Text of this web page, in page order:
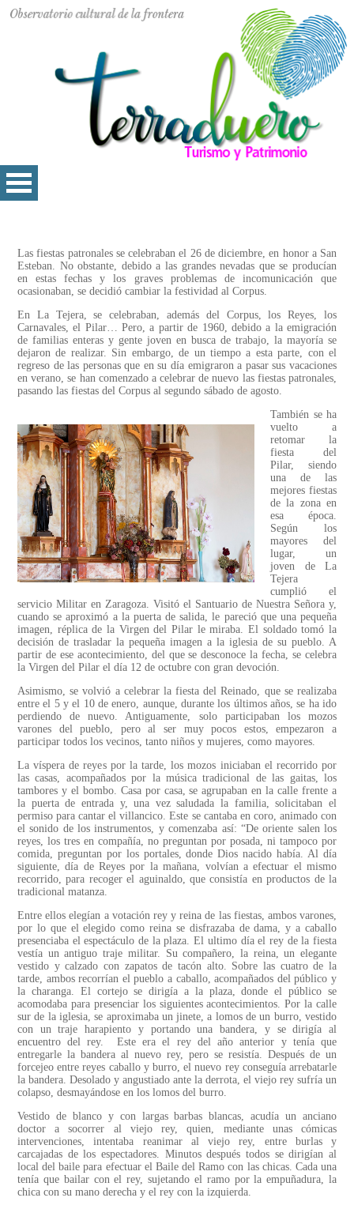
Las fiestas patronales se celebraban el 26 de diciembre, en honor a San
Esteban. No obstante, debido a las grandes nevadas que se producían
en estas fechas y los graves problemas de incomunicación que
ocasionaban, se decidió cambiar la festividad al Corpus.
En La Tejera, se celebraban, además del Corpus, los Reyes, los
Carnavales, el Pilar… Pero, a partir de 1960, debido a la emigración
de familias enteras y gente joven en busca de trabajo, la mayoría se
dejaron de realizar. Sin embargo, de un tiempo a esta parte, con el
regreso de las personas que en su día emigraron a pasar sus vacaciones
en verano, se han comenzado a celebrar de nuevo las fiestas patronales,
pasando las fiestas del Corpus al segundo sábado de agosto.
También se ha
vuelto a
retomar la
fiesta del
Pilar, siendo
una de las
mejores fiestas
de la zona en
esa época.
Según los
mayores del
lugar, un
joven de La
Tejera
cumplió el
servicio Militar en Zaragoza. Visitó el Santuario de Nuestra Señora y,
cuando se aproximó a la puerta de salida, le pareció que una pequeña
imagen, réplica de la Virgen del Pilar le miraba. El soldado tomó la
decisión de trasladar la pequeña imagen a la iglesia de su pueblo. A
partir de ese acontecimiento, del que se desconoce la fecha, se celebra
la Virgen del Pilar el día 12 de octubre con gran devoción.
Asimismo, se volvió a celebrar la fiesta del Reinado, que se realizaba
entre el 5 y el 10 de enero, aunque, durante los últimos años, se ha ido
perdiendo de nuevo. Antiguamente, solo participaban los mozos
varones del pueblo, pero al ser muy pocos estos, empezaron a
participar todos los vecinos, tanto niños y mujeres, como mayores.
La víspera de reyes por la tarde, los mozos iniciaban el recorrido por
las casas, acompañados por la música tradicional de las gaitas, los
tambores y el bombo. Casa por casa, se agrupaban en la calle frente a
la puerta de entrada y, una vez saludada la familia, solicitaban el
permiso para cantar el villancico. Este se cantaba en coro, animado con
el sonido de los instrumentos, y comenzaba así: “De oriente salen los
reyes, los tres en compañía, no preguntan por posada, ni tampoco por
comida, preguntan por los portales, donde Dios nacido había. Al día
siguiente, día de Reyes por la mañana, volvían a efectuar el mismo
recorrido, para recoger el aguinaldo, que consistía en productos de la
tradicional matanza.
Entre ellos elegían a votación rey y reina de las fiestas, ambos varones,
por lo que el elegido como reina se disfrazaba de dama, y a caballo
presenciaba el espectáculo de la plaza. El ultimo día el rey de la fiesta
vestía un antiguo traje militar. Su compañero, la reina, un elegante
vestido y calzado con zapatos de tacón alto. Sobre las cuatro de la
tarde, ambos recorrían el pueblo a caballo, acompañados del público y
la charanga. El cortejo se dirigía a la plaza, donde el público se
acomodaba para presenciar los siguientes acontecimientos. Por la calle
sur de la iglesia, se aproximaba un jinete, a lomos de un burro, vestido
con un traje harapiento y portando una bandera, y se dirigía al
encuentro del rey. Este era el rey del año anterior y tenía que
entregarle la bandera al nuevo rey, pero se resistía. Después de un
forcejeo entre reyes caballo y burro, el nuevo rey conseguía arrebatarle
la bandera. Desolado y angustiado ante la derrota, el viejo rey sufría un
colapso, desmayándose en los lomos del burro.
Vestido de blanco y con largas barbas blancas, acudía un anciano
doctor a socorrer al viejo rey, quien, mediante unas cómicas
intervenciones, intentaba reanimar al viejo rey, entre burlas y
carcajadas de los espectadores. Minutos después todos se dirigían al
local del baile para efectuar el Baile del Ramo con las chicas. Cada una
tenía que bailar con el rey, sujetando el ramo por la empuñadura, la
chica con su mano derecha y el rey con la izquierda.